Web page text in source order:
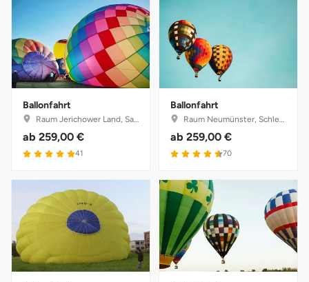
Ballonfahrt
Raum Jerichower Land, Sachsen-Anhalt
ab 259,00 €
5 von 5
41
Ballonfahrt
Raum Neumünster, Schleswig-Holstein
ab 259,00 €
4.6 von 5
70